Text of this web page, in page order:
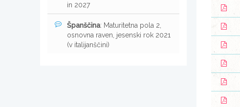
in 2027
Španščina: Maturitetna pola 2,
osnovna raven, jesenski rok 2021
(v italijanščini)